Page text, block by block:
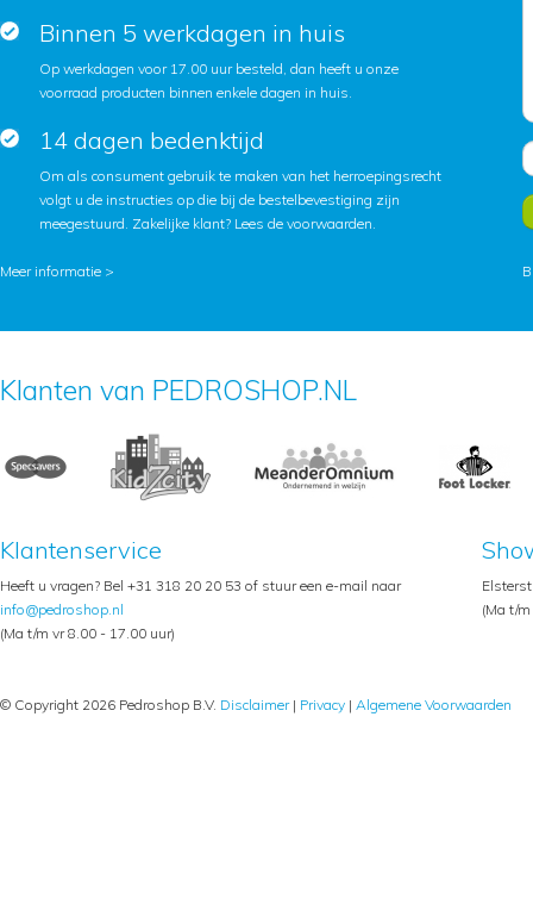
Binnen 5 werkdagen in huis
Op werkdagen voor 17.00 uur besteld, dan heeft u onze
voorraad producten binnen enkele dagen in huis.
14 dagen bedenktijd
Om als consument gebruik te maken van het herroepingsrecht
volgt u de instructies op die bij de bestelbevestiging zijn
meegestuurd. Zakelijke klant? Lees de voorwaarden.
Meer informatie >
Klanten van PEDROSHOP.NL
Klantenservice
Heeft u vragen? Bel +31 318 20 20 53 of stuur een e-mail naar
info@pedroshop.nl
(Ma t/m vr 8.00 - 17.00 uur)
(Ma t/
© Copyright 2026 Pedroshop B.V. Disclaimer| Privacy | Algemene Voorwaarden